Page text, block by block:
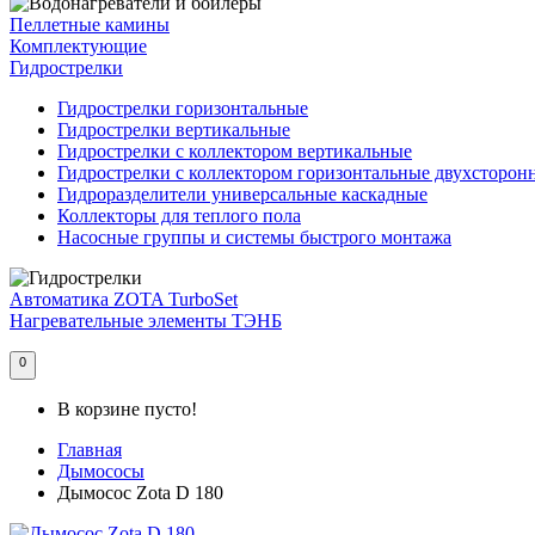
Пеллетные камины
Комплектующие
Гидрострелки
Гидрострелки горизонтальные
Гидрострелки вертикальные
Гидрострелки с коллектором вертикальные
Гидрострелки с коллектором горизонтальные
Гидроразделители универсальные каскадные
Коллекторы для теплого пола
Насосные группы и системы быстрого монтажа
Автоматика ZOTA TurboSet
Нагревательные элементы ТЭНБ
0
В корзине пусто!
Главная
Дымососы
Дымосос Zota D 180